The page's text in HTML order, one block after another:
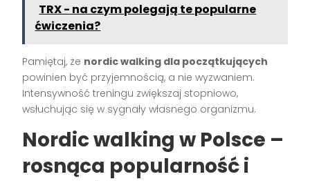
TRX - na czym polegają te popularne
ćwiczenia?
Pamiętaj, że nordic walking dla początkujących
powinien być przyjemnością, a nie wyzwaniem.
Intensywność treningu zwiększaj stopniowo,
wsłuchując się w sygnały własnego organizmu.
Nordic walking w Polsce –
rosnąca popularność i